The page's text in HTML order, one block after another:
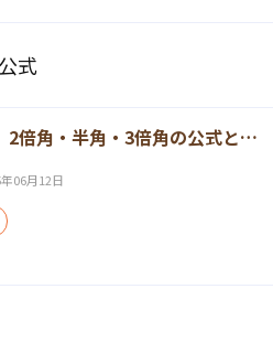
式
2倍角・半角・3倍角の公式と…
06月12日